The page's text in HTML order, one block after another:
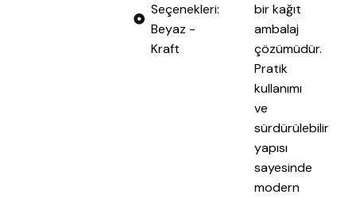
Seçenekleri:
Beyaz -
Kraft
bir kağıt
ambalaj
çözümüdür.
Pratik
kullanımı
ve
sürdürülebilir
yapısı
sayesinde
modern